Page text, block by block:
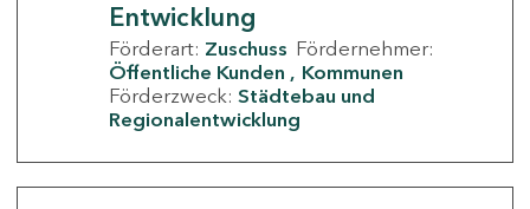
Entwicklung
Förderart: Zuschuss Fördernehmer:
Öffentliche Kunden
Kommunen
Förderzweck: Städtebau und
Regionalentwicklung